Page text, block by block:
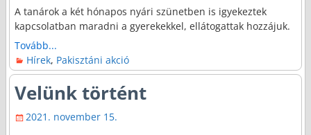
A tanárok a két hónapos nyári szünetben is igyekeztek
kapcsolatban maradni a gyerekekkel, ellátogattak hozzájuk.
Tovább...
Hírek, Pakisztáni akció
Velünk történt
2021. november 15.